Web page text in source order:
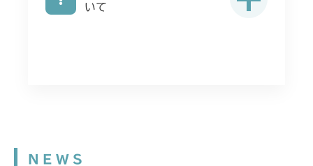
いて
NEWS